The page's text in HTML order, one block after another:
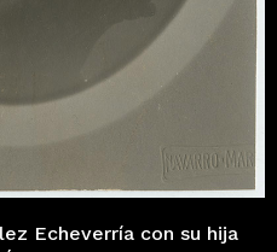
Echeverría con su hija